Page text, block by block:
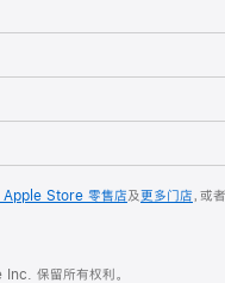
Apple Store 零售店及更多门店，或
保留所有权利。